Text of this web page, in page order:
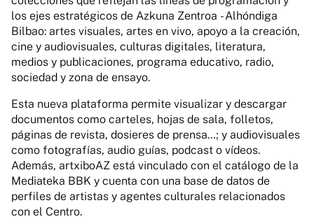
los ejes estratégicos de Azkuna Zentroa - Alhóndiga
Bilbao: artes visuales, artes en vivo, apoyo a la creación,
cine y audiovisuales, culturas digitales, literatura,
medios y publicaciones, programa educativo, radio,
sociedad y zona de ensayo.
Esta nueva plataforma permite visualizar y descargar
documentos como carteles, hojas de sala, folletos,
páginas de revista, dosieres de prensa…; y audiovisuales
como fotografías, audio guías, podcast o vídeos.
Además, artxiboAZ está vinculado con el catálogo de la
Mediateka BBK y cuenta con una base de datos de
perfiles de artistas y agentes culturales relacionados
con el Centro.